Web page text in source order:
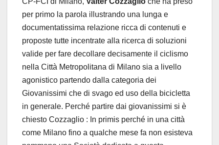
per primo la parola illustrando una lunga e
documentatissima relazione ricca di contenuti e
proposte tutte incentrate alla ricerca di soluzioni
valide per fare decollare decisamente il ciclismo
nella Città Metropolitana di Milano sia a livello
agonistico partendo dalla categoria dei
Giovanissimi che di svago ed uso della bicicletta
in generale. Perché partire dai giovanissimi si è
chiesto Cozzaglio : In primis perché in una città
come Milano fino a qualche mese fa non esisteva